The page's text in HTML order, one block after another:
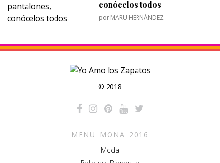
conócelos todos
por MARU HERNÁNDEZ
© 2018
MENU_MONA_2016
Moda